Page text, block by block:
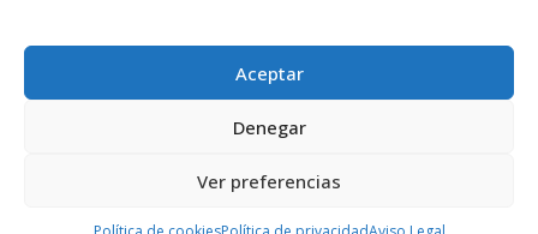
Aceptar
Denegar
Ver preferencias